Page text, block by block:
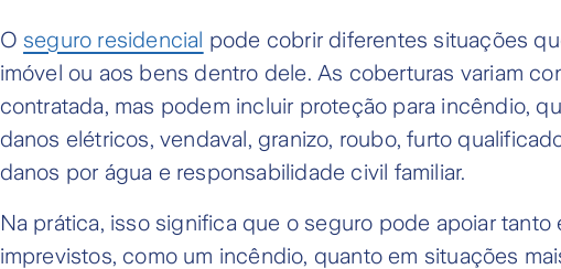
O seguro residencial pode cobrir diferentes situações
imóvel ou aos bens dentro dele. As coberturas variam
contratada, mas podem incluir proteção para incêndio,
danos elétricos, vendaval, granizo, roubo, furto
danos por água e responsabilidade civil familiar.
Na prática, isso significa que o seguro pode apoiar tanto
imprevistos, como um incêndio, quanto em situações